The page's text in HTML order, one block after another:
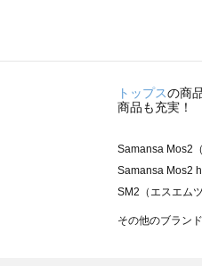
トップスの商
商品も充実！
Samansa Mos2
Samansa Mos2
SM2（エスエム
TSUHARU by
その他のブラン